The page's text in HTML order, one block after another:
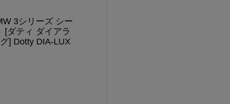
3シリーズ シー
[ダティ ダイアラ
] Dotty DIA-LUX